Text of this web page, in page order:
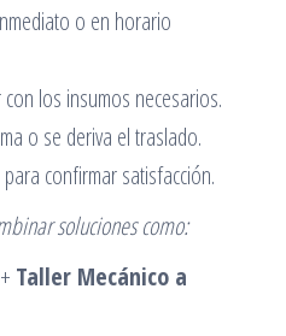
o en horario
los insumos necesarios.
o se deriva el traslado.
confirmar satisfacción.
soluciones como:
Taller Mecánico a